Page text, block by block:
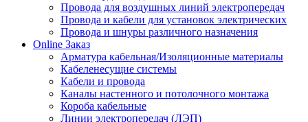
Провода для воздушных линий электропередач
Провода и кабели для установок электрических
Провода и шнуры различного назначения
Online Заказ
Арматура кабельная/Изоляционные материалы
Кабеленесущие системы
Кабели и провода
Каналы настенного и потолочного монтажа
Короба кабельные
Линии электропередач (ЛЭП)